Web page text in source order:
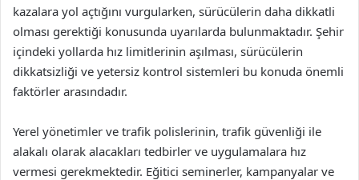
kazalara yol açtığını vurgularken, sürücülerin daha dikkatli
olması gerektiği konusunda uyarılarda bulunmaktadır. Şehir
içindeki yollarda hız limitlerinin aşılması, sürücülerin
dikkatsizliği ve yetersiz kontrol sistemleri bu konuda önemli
faktörler arasındadır.
Yerel yönetimler ve trafik polislerinin, trafik güvenliği ile
alakalı olarak alacakları tedbirler ve uygulamalara hız
vermesi gerekmektedir. Eğitici seminerler, kampanyalar ve